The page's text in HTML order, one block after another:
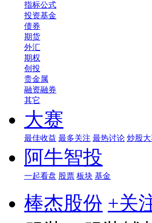
指标公式
投资基金
债券
期货
外汇
期权
创投
贵金属
融资融券
其它
大赛
最佳收益 最多关注 最热讨论 炒股
阿牛智投
一起看盘 股票 板块 基金
棒杰股份 +关